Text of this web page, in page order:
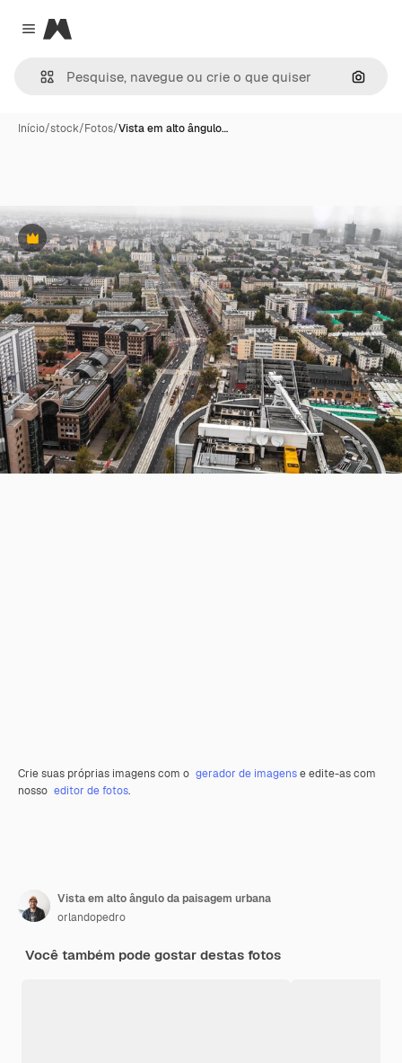
Close menu
Magnific
Início/stock/Fotos/Vista em alto ângulo…
Premium
Crie suas próprias imagens com o gerador de imagense edite-as com
nosso editor de fotos.
Vista em alto ângulo da paisagem urbana
orlandopedro
Você também pode gostar destas fotos